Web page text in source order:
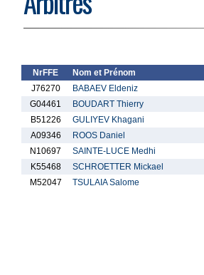
NrFFE Nom et Prénom
J76270
BABAEV Eldeniz
G04461
BOUDART Thierry
B51226
GULIYEV Khagani
A09346
ROOS Daniel
N10697
SAINTE-LUCE Medhi
K55468
SCHROETTER Mickael
M52047
TSULAIA Salome